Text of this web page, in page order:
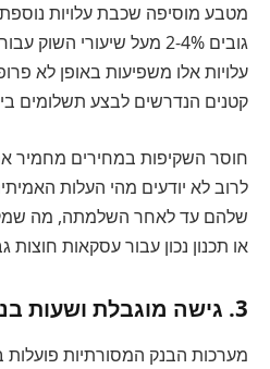
מטבע מוסיפה שכבת עלויות
גובים 2-4% מעל שיעורי
עלויות אלו משפיעות באופן לא
קטנים הנדרשים לבצע תשלומים
חוסר השקיפות במחירים מחמיר
לרוב לא יודעים מהי העלות
שלהם עד לאחר השלמתה, מה
או תכנון נכון עבור עסקאות חוצות
3. גישה מוגבלת ושעות בנקאות
מערכות הבנק המסורתיות